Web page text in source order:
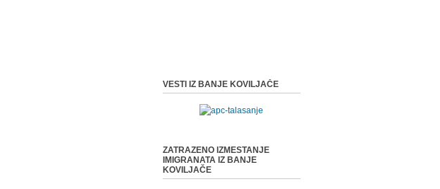
VESTI IZ BANJE KOVILJAČE
ZATRAZENO IZMESTANJE
IMIGRANATA IZ BANJE
KOVILJAČE